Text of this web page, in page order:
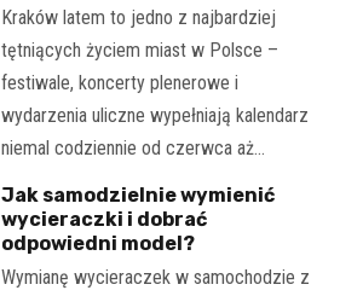
Kraków latem to jedno z najbardziej
tętniących życiem miast w Polsce –
festiwale, koncerty plenerowe i
wydarzenia uliczne wypełniają kalendarz
niemal codziennie od czerwca aż…
Jak samodzielnie wymienić
wycieraczki i dobrać
odpowiedni model?
Wymianę wycieraczek w samochodzie z